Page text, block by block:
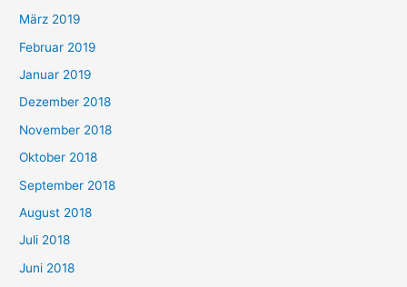
März 2019
Februar 2019
Januar 2019
Dezember 2018
November 2018
Oktober 2018
September 2018
August 2018
Juli 2018
Juni 2018